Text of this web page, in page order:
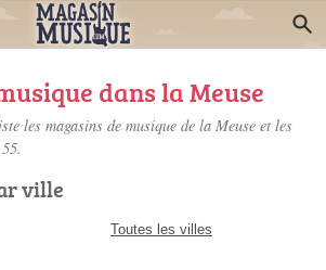
dans la Meuse
les magasins de musique de la Meuse et les
ville
Toutes les villes